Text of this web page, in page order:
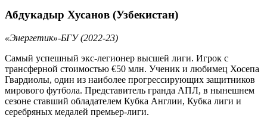
Абдукадыр Хусанов (Узбекистан)
«Энергетик»-БГУ (2022-23)
Самый успешный экс-легионер высшей лиги. Игрок с
трансферной стоимостью €50 млн. Ученик и любимец Хосепа
Гвардиолы, один из наиболее прогрессирующих защитников
мирового футбола. Представитель гранда АПЛ, в нынешнем
сезоне ставший обладателем Кубка Англии, Кубка лиги и
серебряных медалей премьер-лиги.